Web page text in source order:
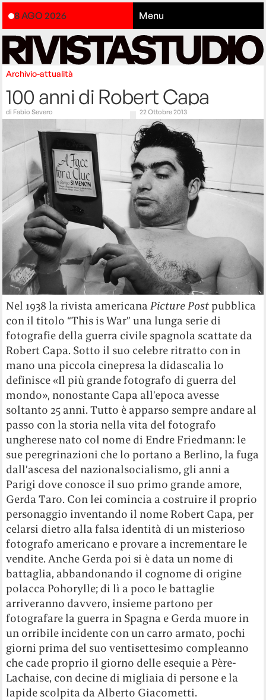
8 AGO 2026 Menu
Archivio-attualità
100 anni di Robert Capa
di Fabio Severo 22 Ottobre 2013
Nel 1938 la rivista americana Picture Post pubblica
con il titolo “This is War” una lunga serie di
fotografie della guerra civile spagnola scattate da
Robert Capa. Sotto il suo celebre ritratto con in
mano una piccola cinepresa la didascalia lo
definisce «Il più grande fotografo di guerra del
mondo», nonostante Capa all’epoca avesse
soltanto 25 anni. Tutto è apparso sempre andare al
passo con la storia nella vita del fotografo
ungherese nato col nome di Endre Friedmann: le
sue peregrinazioni che lo portano a Berlino, la fuga
dall’ascesa del nazionalsocialismo, gli anni a
Parigi dove conosce il suo primo grande amore,
Gerda Taro. Con lei comincia a costruire il proprio
personaggio inventando il nome Robert Capa, per
celarsi dietro alla falsa identità di un misterioso
fotografo americano e provare a incrementare le
vendite. Anche Gerda poi si è data un nome di
battaglia, abbandonando il cognome di origine
polacca Pohorylle; di lì a poco le battaglie
arriveranno davvero, insieme partono per
fotografare la guerra in Spagna e Gerda muore in
un orribile incidente con un carro armato, pochi
giorni prima del suo ventisettesimo compleanno
che cade proprio il giorno delle esequie a Père-
Lachaise, con decine di migliaia di persone e la
lapide scolpita da Alberto Giacometti.